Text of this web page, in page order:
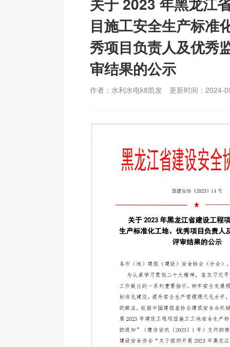
目施工安全生产标准
秀项目负责人及优秀
审结果的公示
作者：水利水电k8凯发 更新时间：2024-